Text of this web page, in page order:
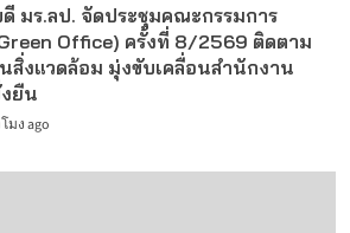
มร.ลป. จัดประชุมคณะกรรมการ
Office) ครั้งที่ 8/2569 ติดตาม
สิ่งแวดล้อม มุ่งขับเคลื่อนสำนักงาน
ยืน
มง ago